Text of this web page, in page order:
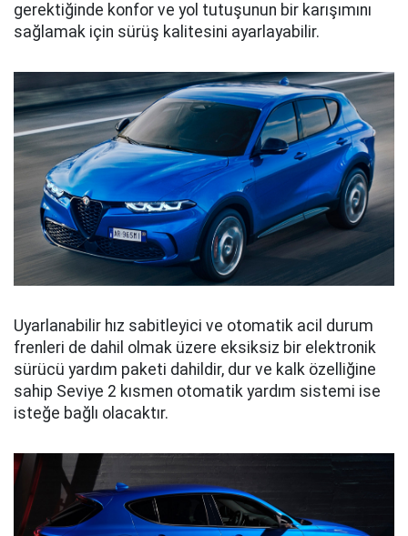
gerektiğinde konfor ve yol tutuşunun bir karışımını
sağlamak için sürüş kalitesini ayarlayabilir.
Uyarlanabilir hız sabitleyici ve otomatik acil durum
frenleri de dahil olmak üzere eksiksiz bir elektronik
sürücü yardım paketi dahildir, dur ve kalk özelliğine
sahip Seviye 2 kısmen otomatik yardım sistemi ise
isteğe bağlı olacaktır.